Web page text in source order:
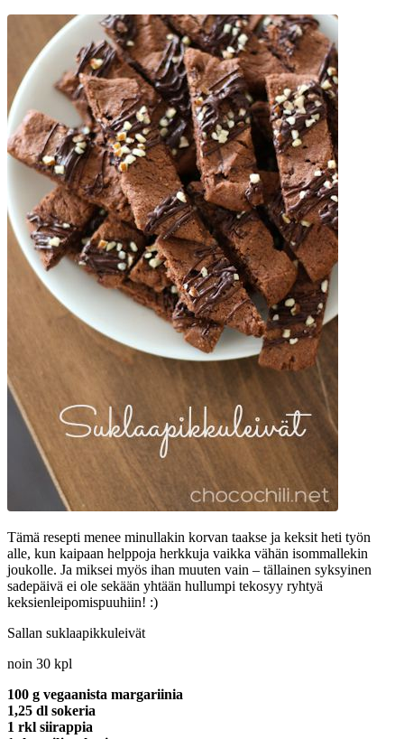
Tämä resepti menee minullakin korvan taakse ja keksit heti työn
alle, kun kaipaan helppoja herkkuja vaikka vähän isommallekin
joukolle. Ja miksei myös ihan muuten vain – tällainen syksyinen
sadepäivä ei ole sekään yhtään hullumpi tekosyy ryhtyä
keksienleipomispuuhiin! :)
Sallan suklaapikkuleivät
noin 30 kpl
100 g vegaanista margariinia
1,25 dl sokeria
1 rkl siirappia